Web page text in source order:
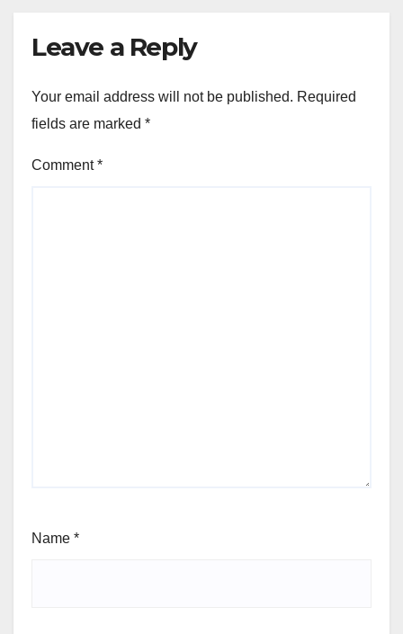
Leave a Reply
Your email address will not be published. Required
fields are marked *
Comment*
Name *